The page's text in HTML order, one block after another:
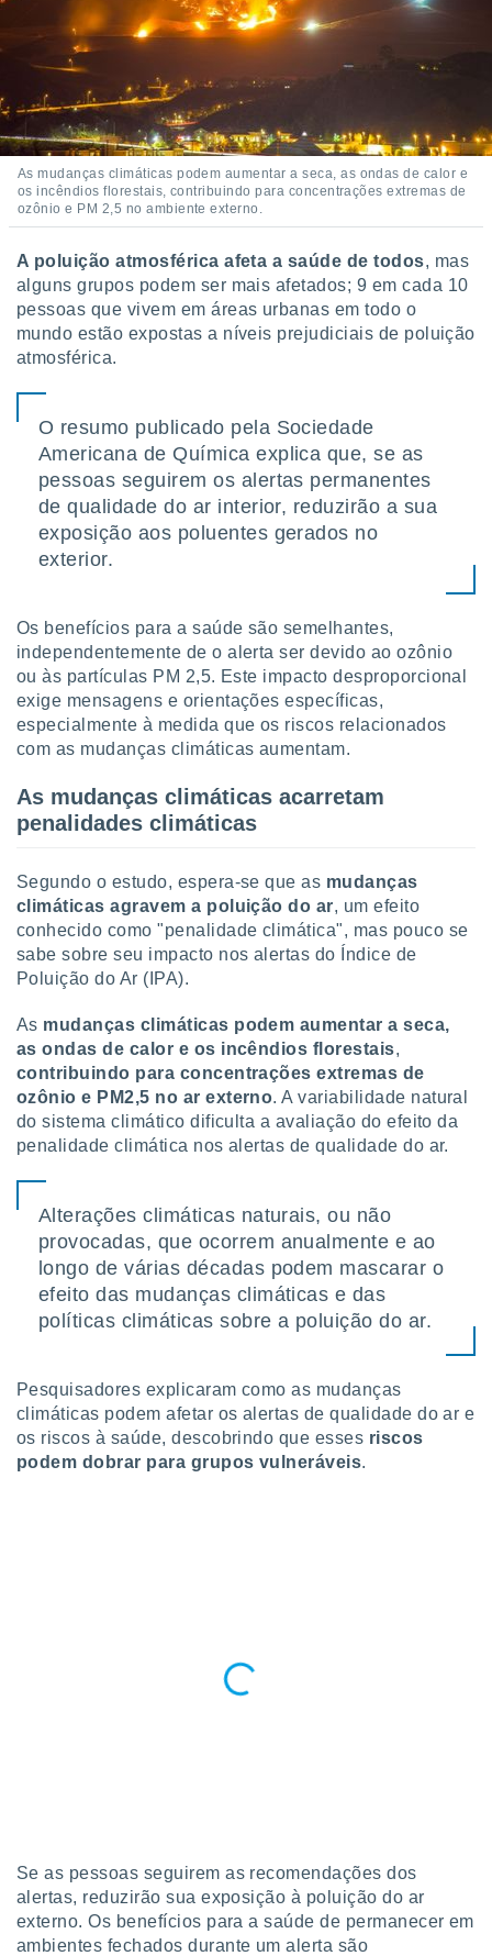
utilizar
criar
medir
medir o
dos
os
de
ou
de dados
e melhorar
dados
estudos
e
1199
As mudanças climáticas podem aumentar a seca, as ondas de calor e
os incêndios florestais, contribuindo para concentrações extremas de
ozônio e PM 2,5 no ambiente externo.
A poluição atmosférica afeta a saúde de todos, mas
alguns grupos podem ser mais afetados; 9 em cada 10
pessoas que vivem em áreas urbanas em todo o
mundo estão expostas a níveis prejudiciais de poluição
atmosférica.
O resumo publicado pela Sociedade
Americana de Química explica que, se as
pessoas seguirem os alertas permanentes
de qualidade do ar interior, reduzirão a sua
exposição aos poluentes gerados no
exterior.
Os benefícios para a saúde são semelhantes,
independentemente de o alerta ser devido ao ozônio
ou às partículas PM 2,5. Este impacto desproporcional
exige mensagens e orientações específicas,
especialmente à medida que os riscos relacionados
com as mudanças climáticas aumentam.
As mudanças climáticas acarretam
penalidades climáticas
Segundo o estudo, espera-se que as mudanças
climáticas agravem a poluição do ar, um efeito
conhecido como "penalidade climática", mas pouco se
sabe sobre seu impacto nos alertas do Índice de
Poluição do Ar (IPA).
As mudanças climáticas podem aumentar a seca,
as ondas de calor e os incêndios florestais,
contribuindo para concentrações extremas de
ozônio e PM2,5 no ar externo. A variabilidade natural
do sistema climático dificulta a avaliação do efeito da
penalidade climática nos alertas de qualidade do ar.
Alterações climáticas naturais, ou não
provocadas, que ocorrem anualmente e ao
longo de várias décadas podem mascarar o
efeito das mudanças climáticas e das
políticas climáticas sobre a poluição do ar.
Pesquisadores explicaram como as mudanças
climáticas podem afetar os alertas de qualidade do ar e
os riscos à saúde, descobrindo que esses riscos
podem dobrar para grupos vulneráveis.
Se as pessoas seguirem as recomendações dos
alertas, reduzirão sua exposição à poluição do ar
externo. Os benefícios para a saúde de permanecer em
ambientes fechados durante um alerta são